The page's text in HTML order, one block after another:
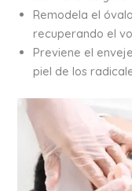
Remodela el
recuperando el
Previene el
piel de los